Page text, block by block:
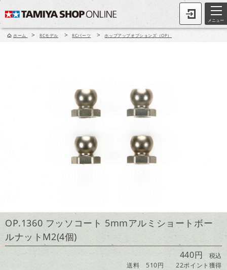
メニュー
ホーム > RCモデル > RCパーツ > ホップアップオプションズ（OP）
OP.1360 フッソコート 5mmアルミショートボー
ルナットM2(4個)
440円税込
送料 510円
22ポイント獲得